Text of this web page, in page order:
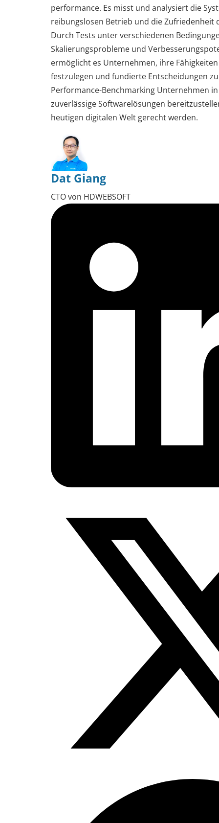
performance. Es misst und analysiert die
reibungslosen Betrieb und die Zufriedenheit
Durch Tests unter verschiedenen
Skalierungsprobleme und
ermöglicht es Unternehmen, ihre
festzulegen und fundierte Entscheidungen
Performance-Benchmarking Unternehmen
zuverlässige Softwarelösungen
heutigen digitalen Welt gerecht werden.
Dat Giang
CTO von HDWEBSOFT